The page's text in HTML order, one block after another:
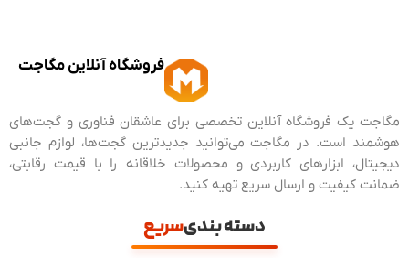
فروشگاه آنلاین مگاجت
مگاجت یک فروشگاه آنلاین تخصصی برای عاشقان فناوری و گجت‌های
هوشمند است. در مگاجت می‌توانید جدیدترین گجت‌ها، لوازم جانبی
دیجیتال، ابزارهای کاربردی و محصولات خلاقانه را با قیمت رقابتی،
ضمانت کیفیت و ارسال سریع تهیه کنید.
دسته بندیسریع